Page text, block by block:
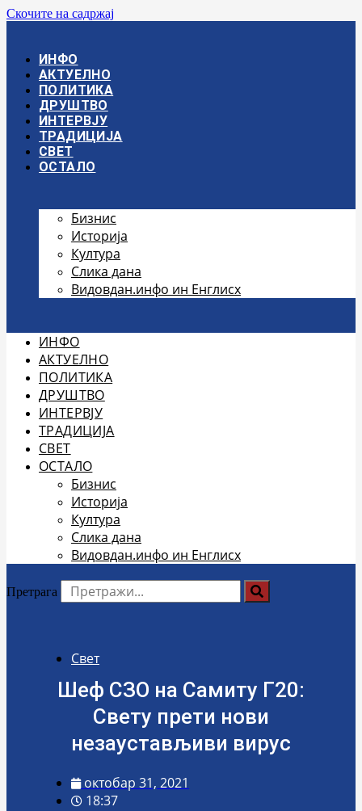
Скочите на садржај
ИНФО
АКТУЕЛНО
ПОЛИТИКА
ДРУШТВО
ИНТЕРВЈУ
ТРАДИЦИЈА
СВЕТ
ОСТАЛО
Бизнис
Историја
Култура
Слика дана
Видовдан.инфо ин Енглисх
ИНФО
АКТУЕЛНО
ПОЛИТИКА
ДРУШТВО
ИНТЕРВЈУ
ТРАДИЦИЈА
СВЕТ
ОСТАЛО
Бизнис
Историја
Култура
Слика дана
Видовдан.инфо ин Енглисх
Претрага
Свет
Шеф СЗО на Самиту Г20:
Свету прети нови
незаустављиви вирус
октобар 31, 2021
18:37